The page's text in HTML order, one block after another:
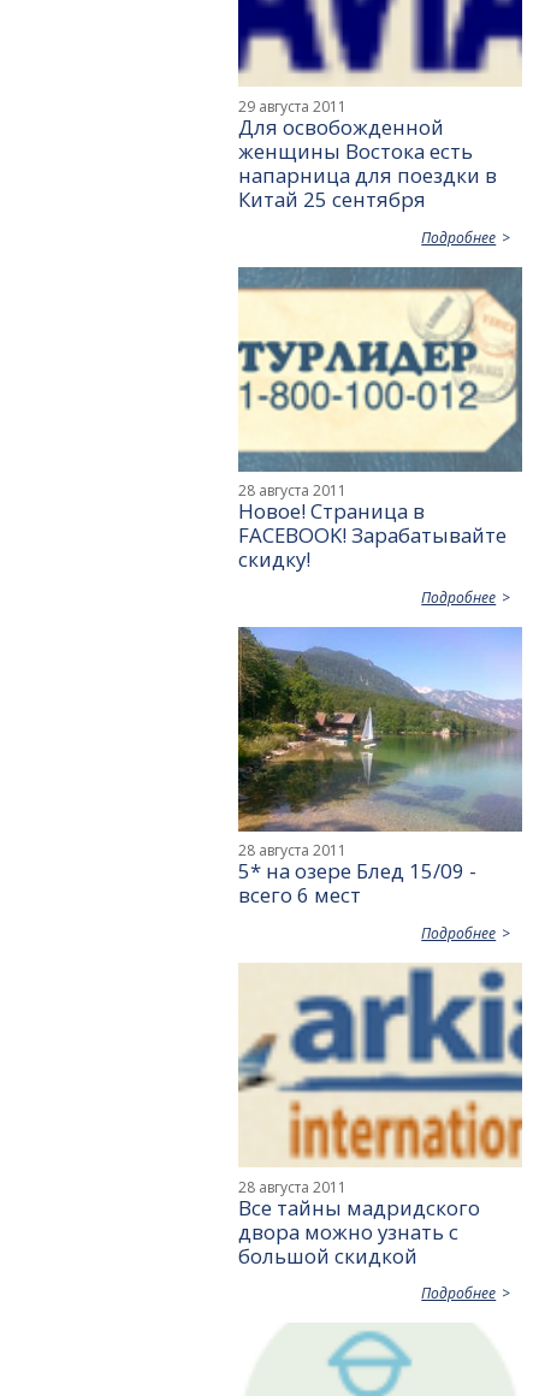
29 августа 2011
Для освобожденной
женщины Востока есть
напарница для поездки в
Китай 25 сентября
Подробнее
28 августа 2011
Новое! Страница в
FACEBOOK! Зарабатывайте
скидку!
Подробнее
28 августа 2011
5* на озере Блед 15/09 -
всего 6 мест
Подробнее
28 августа 2011
Все тайны мадридского
двора можно узнать с
большой скидкой
Подробнее